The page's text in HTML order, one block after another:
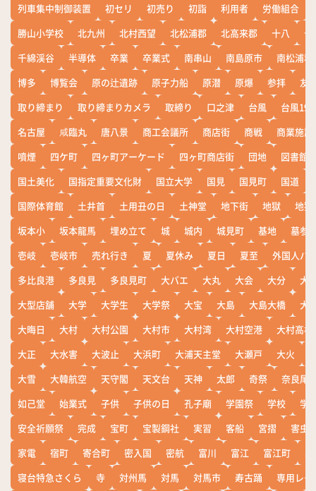
列車集中制御装置
初セリ 初売り 初詣 利用者 労働組合
勝山小学校
北九州 北村西望 北松浦郡 北高来郡 十八
十
千綿渓谷
半導体 卒業 卒業式 南串山 南島原市
南松浦郡
博多
博覧会 原の辻遺跡 原子力船 原潜 原爆 参拝
友
取り締まり
取り締まりカメラ 取締り 口之津 台風
台風19
名古屋
咸臨丸 唐八景 商工会議所 商店街 商戦
商業施設
噴煙
四ケ町 四ヶ町アーケード 四ヶ町商店街 団地
図書館
国土美化
国指定重要文化財 国立大学 国見 国見町 国道
国際体育館
土井首 土用丑の日 土神堂 地下街 地獄
地獄
坂本小
坂本龍馬 埋め立て 城 城内 城見町 基地
墓参
壱岐
壱岐市 売れ行き 夏 夏休み 夏日 夏至
外国人バ
多比良港
多良見 多良見町 大バエ 大丸 大会 大分
大
大型店舗
大学 大学生 大学祭 大宝 大島 大島大橋
大
大晦日
大村 大村公園 大村市 大村湾 大村空港
大村高校
大正
大水害 大波止 大浜町 大浦天主堂 大瀬戸 大火
大雪
大韓航空 天守閣 天文台 天神 太郎 奇祭
奈良尾
如己堂
始業式 子供 子供の日 孔子廟 学園祭 学校
学
安全祈願祭
完成 宝町 宝製鋼社 実習 客船 宮摺
害虫
家電
宿町 寄合町 密入国 密航 富川 富江 富江町
寝台特急さくら
寺 対州馬 対馬 対馬市 寿古踊 専用レー